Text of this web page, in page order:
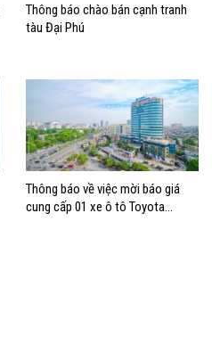
Thông báo chào bán cạnh tranh
tàu Đại Phú
Thông báo về việc mời báo giá
cung cấp 01 xe ô tô Toyota